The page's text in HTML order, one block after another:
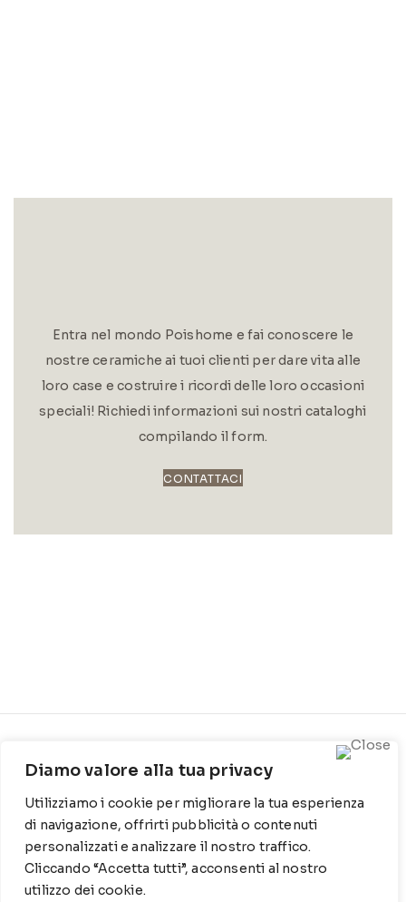
Diamo valore alla tua privacy
Utilizziamo i cookie per migliorare la tua esperienza
di navigazione, offrirti pubblicità o contenuti
personalizzati e analizzare il nostro traffico.
Cliccando “Accetta tutti”, acconsenti al nostro
utilizzo dei cookie.
Entra nel mondo Poishome e fai conoscere le
nostre ceramiche ai tuoi clienti per dare vita alle
loro case e costruire i ricordi delle loro occasioni
speciali! Richiedi informazioni sui nostri cataloghi
compilando il form.
CONTATTACI
1316 - 70044 Polignano a
mare
T
WZ: 329 6510725
Cookie Policy
Privacy Policy